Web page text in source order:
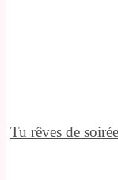
Tu rêves de